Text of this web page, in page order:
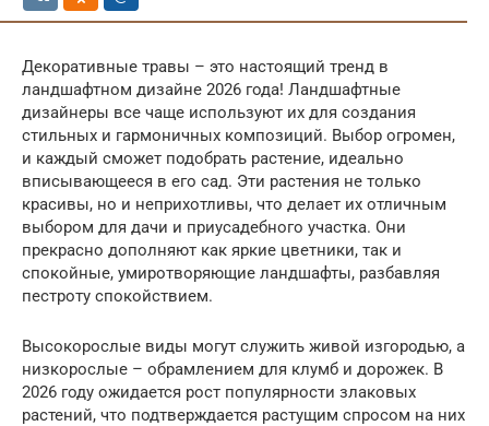
Декоративные травы – это настоящий тренд в
ландшафтном дизайне 2026 года! Ландшафтные
дизайнеры все чаще используют их для создания
стильных и гармоничных композиций. Выбор огромен,
и каждый сможет подобрать растение, идеально
вписывающееся в его сад. Эти растения не только
красивы, но и неприхотливы, что делает их отличным
выбором для дачи и приусадебного участка. Они
прекрасно дополняют как яркие цветники, так и
спокойные, умиротворяющие ландшафты, разбавляя
пестроту спокойствием.
Высокорослые виды могут служить живой изгородью, а
низкорослые – обрамлением для клумб и дорожек. В
2026 году ожидается рост популярности злаковых
растений, что подтверждается растущим спросом на них